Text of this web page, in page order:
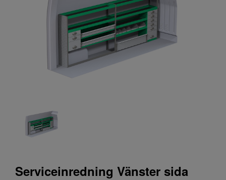
Serviceinredning Vänster sida